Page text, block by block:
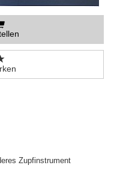
Zupfinstrument